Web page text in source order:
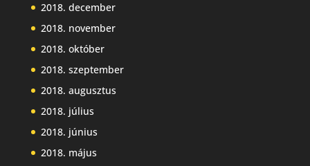
2018. december
2018. november
2018. október
2018. szeptember
2018. augusztus
2018. július
2018. június
2018. május